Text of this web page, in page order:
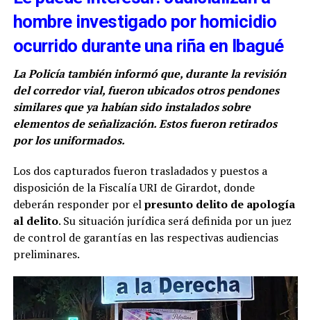
hombre investigado por homicidio
ocurrido durante una riña en Ibagué
La Policía también informó que, durante la revisión
del corredor vial, fueron ubicados otros pendones
similares que ya habían sido instalados sobre
elementos de señalización. Estos fueron retirados
por los uniformados.
Los dos capturados fueron trasladados y puestos a
disposición de la Fiscalía URI de Girardot, donde
deberán responder por elpresunto delito de apología
al delito. Su situación jurídica será definida por un juez
de control de garantías en las respectivas audiencias
preliminares.